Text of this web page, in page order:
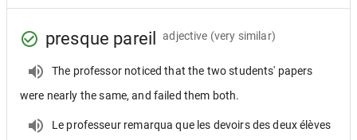
presque pareil adjective (very similar)
The professor noticed that the two students' papers
were nearly the same, and failed them both.
Le professeur remarqua que les devoirs des deux élèves